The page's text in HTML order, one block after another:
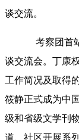
谈交流。
考察团首
谈交流会。丁康
工作简况及取得
筱静正式成为中
级和省级文学刊
道、社区开展系